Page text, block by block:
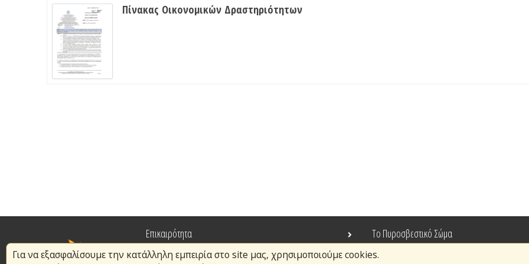
Πίνακας Οικονομικών Δραστηριότητων
Για να εξασφαλίσουμε την κατάλληλη εμπειρία στο site μας, χρησιμοποιούμε cookies.
Επικαιρότητα
Το Πυροσβεστικό Σώμα
Πυρασφάλεια
Τράπεζα Ιδεών